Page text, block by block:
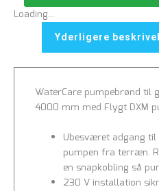
Loading...
Yderligere
WaterCare pumpebrønd til
4000 mm med Flygt DXM
Ubesværet adgang
pumpen fra terræn.
en snapkobling så
230 V installation